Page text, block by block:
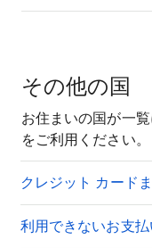
その他の国
お住まいの国が一
をご利用ください。
クレジット カード
利用できないお支